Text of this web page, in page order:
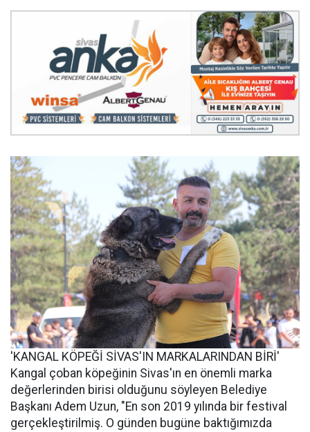
'KANGAL KÖPEĞİ SİVAS'IN MARKALARINDAN BİRİ'
Kangal çoban köpeğinin Sivas'ın en önemli marka
değerlerinden birisi olduğunu söyleyen Belediye
Başkanı Adem Uzun, "En son 2019 yılında bir festival
gerçekleştirilmiş. O günden bugüne baktığımızda